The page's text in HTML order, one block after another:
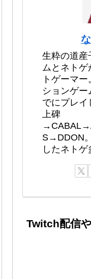
生粋の道産
ムとネト
トゲーマ
ションゲー
でにプレイ
上碑
S→DDON
したネトゲ
Twitch配信